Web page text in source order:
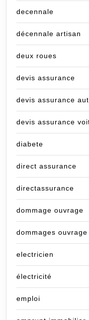
decennale
décennale artisan
deux roues
devis assurance
devis assurance
devis assurance
diabete
direct assurance
directassurance
dommage ouvrage
dommages ouvrage
electricien
électricité
emploi